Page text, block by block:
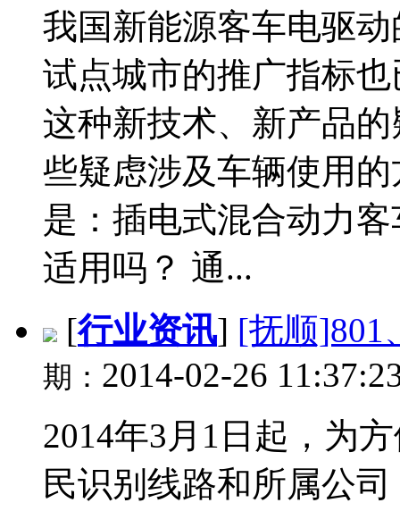
我国新能源客车电驱
试点城市的推广指标
这种新技术、新产品
些疑虑涉及车辆使用
是：插电式混合动力
适用吗？ 通...
[行业资讯] [抚顺]801
期： 2014-02-26
2014年3月1日起，为
民识别线路和所属公